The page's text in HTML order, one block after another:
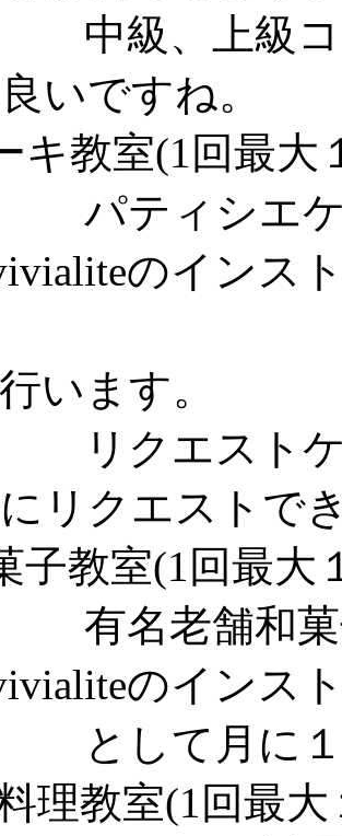
、上級コー
いですね。
キ教室(1回最大
ィシエケー
のインス
います。
エストケー
リクエストで
子教室(1回最大
老舗和菓子
のインス
て月に１～
理教室(1回最大